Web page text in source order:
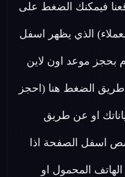
فيمكنك الضغط على
الذي يظهر اسفل
بحجز موعد اون لاين
طريق الضغط هنا (احجز
او عن طريق
اسفل الصفحة اذا
المحمول او